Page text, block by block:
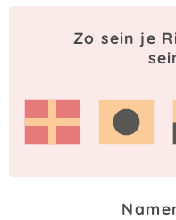
Zo sein je